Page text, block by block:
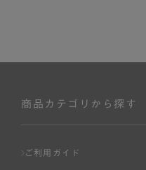
商品カテゴリから探す
ご利用ガイド